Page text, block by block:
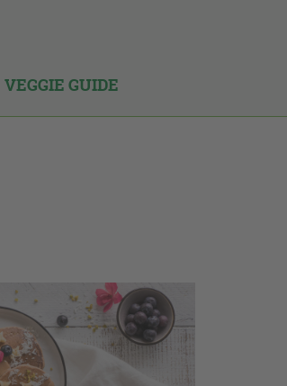
VEGGIE GUIDE